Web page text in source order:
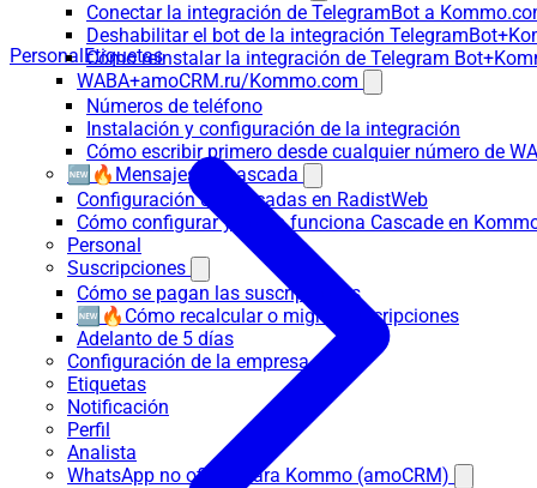
Conectar la integración de TelegramBot a
Deshabilitar el bot de la integración
Cómo reinstalar la integración de Telegram
WABA+amoCRM.ru/Kommo.com
Números de teléfono
Instalación y configuración de la integración
Cómo escribir primero desde cualquier número de
🆕🔥Mensajes en cascada
Configuración de cascadas en RadistWeb
Cómo configurar y cómo funciona Cascade en
Personal
Suscripciones
Cómo se pagan las suscripciones
🆕🔥Cómo recalcular o migrar suscripciones
Adelanto de 5 días
Configuración de la empresa
Etiquetas
Notificación
Perfil
Analista
WhatsApp no oficial para Kommo (amoCRM)
Personal Etiquetas